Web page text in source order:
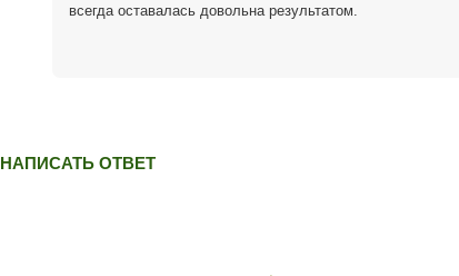
всегда оставалась довольна результатом.
НАПИСАТЬ ОТВЕТ